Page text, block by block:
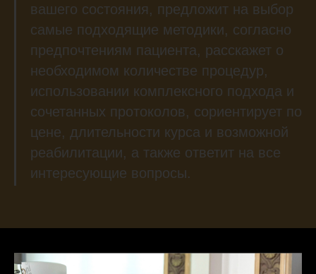
вашего состояния, предложит на выбор
самые подходящие методики, согласно
предпочтениям пациента, расскажет о
необходимом количестве процедур,
использовании комплексного подхода и
сочетанных протоколов, сориентирует по
цене, длительности курса и возможной
реабилитации, а также ответит на все
интересующие вопросы.